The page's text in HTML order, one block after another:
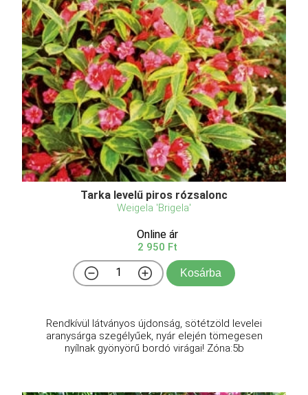
Tarka levelű piros rózsalonc
Weigela 'Brigela'
Online ár
2 950 Ft
Kosárba
Rendkívül látványos újdonság, sötétzöld levelei
aranysárga szegélyűek, nyár elején tömegesen
nyílnak gyönyörű bordó virágai! Zóna:5b